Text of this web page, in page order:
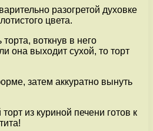
разогретой духовке
цвета.
воткнув в него
она выходит сухой, то торт
затем аккуратно вынуть
из куриной печени готов к